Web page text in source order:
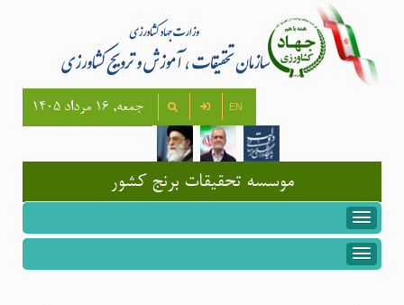
جمعه, 16 مرداد 1405 EN
موسسه تحقيقات برنج كشور